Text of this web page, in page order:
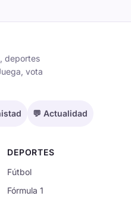
deportes
vota
💬 Actualidad
DEPORTES
Fútbol
Fórmula 1